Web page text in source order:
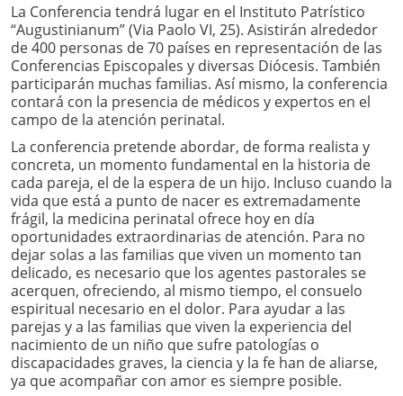
La Conferencia tendrá lugar en el Instituto Patrístico
“Augustinianum” (Via Paolo VI, 25). Asistirán alrededor
de 400 personas de 70 países en representación de las
Conferencias Episcopales y diversas Diócesis. También
participarán muchas familias. Así mismo, la conferencia
contará con la presencia de médicos y expertos en el
campo de la atención perinatal.
La conferencia pretende abordar, de forma realista y
concreta, un momento fundamental en la historia de
cada pareja, el de la espera de un hijo. Incluso cuando la
vida que está a punto de nacer es extremadamente
frágil, la medicina perinatal ofrece hoy en día
oportunidades extraordinarias de atención. Para no
dejar solas a las familias que viven un momento tan
delicado, es necesario que los agentes pastorales se
acerquen, ofreciendo, al mismo tiempo, el consuelo
espiritual necesario en el dolor. Para ayudar a las
parejas y a las familias que viven la experiencia del
nacimiento de un niño que sufre patologías o
discapacidades graves, la ciencia y la fe han de aliarse,
ya que acompañar con amor es siempre posible.